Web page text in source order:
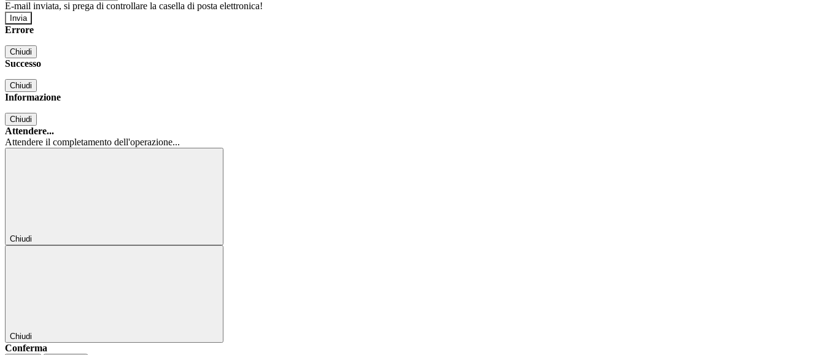
E-mail inviata, si prega di controllare la casella di posta elettronica!
Errore
Chiudi
Successo
Chiudi
Informazione
Chiudi
Attendere...
Attendere il completamento dell'operazione...
Chiudi
Chiudi
Conferma